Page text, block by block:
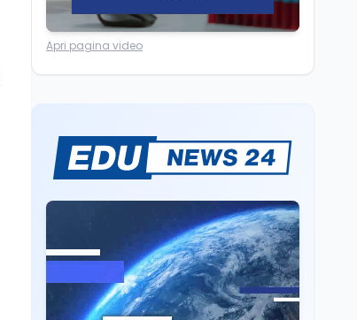
Scuola7 ago
sport e musica a San
Mondo
Sparatoria a Bangkok:
studente 14enne uccide
Editoriali7 ago
Camere in ferie,
riapertura il 9
settembre tra legge
elettorale e Rai. La
Apri pagina video